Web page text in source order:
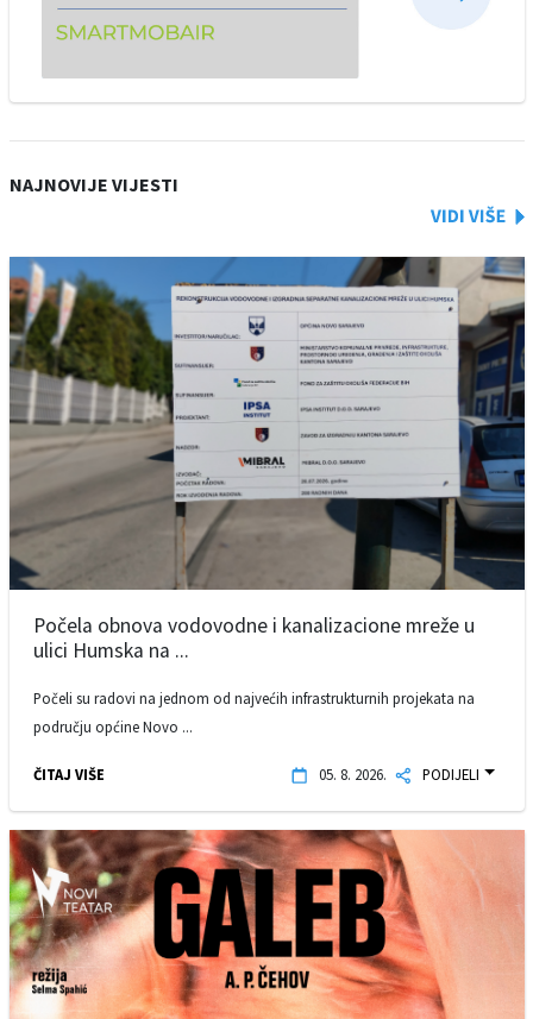
NAJNOVIJE VIJESTI
Počela obnova vodovodne i kanalizacione mreže u
ulici Humska na ...
Počeli su radovi na jednom od najvećih infrastrukturnih projekata na
području općine Novo ...
ČITAJ VIŠE 05. 8. 2026. PODIJELI